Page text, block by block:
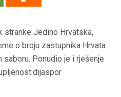
stranke Jedino Hrvatska,
o broju zastupnika Hrvata
Ponudio je i rješenje